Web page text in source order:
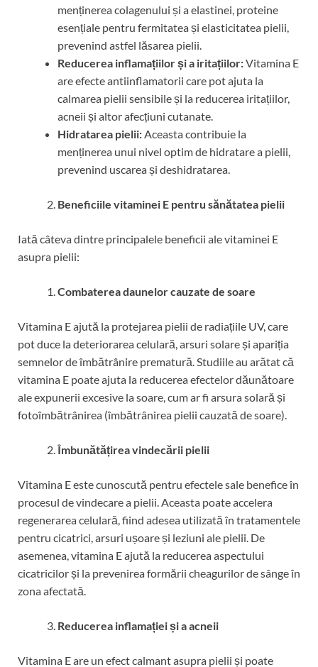
menținerea colagenului și a elastinei, proteine
esențiale pentru fermitatea și elasticitatea pielii,
prevenind astfel lăsarea pielii.
Reducerea inflamațiilor și a iritațiilor:Vitamina E
are efecte antiinflamatorii care pot ajuta la
calmarea pielii sensibile și la reducerea iritațiilor,
acneii și altor afecțiuni cutanate.
Hidratarea pielii:Aceasta contribuie la
menținerea unui nivel optim de hidratare a pielii,
prevenind uscarea și deshidratarea.
Beneficiile vitaminei E pentru sănătatea pielii
Iată câteva dintre principalele beneficii ale vitaminei E
asupra pielii:
Combaterea daunelor cauzate de soare
Vitamina E ajută la protejarea pielii de radiațiile UV, care
pot duce la deteriorarea celulară, arsuri solare și apariția
semnelor de îmbătrânire prematură. Studiile au arătat că
vitamina E poate ajuta la reducerea efectelor dăunătoare
ale expunerii excesive la soare, cum ar fi arsura solară și
fotoîmbătrânirea (îmbătrânirea pielii cauzată de soare).
Îmbunătățirea vindecării pielii
Vitamina E este cunoscută pentru efectele sale benefice în
procesul de vindecare a pielii. Aceasta poate accelera
regenerarea celulară, fiind adesea utilizată în tratamentele
pentru cicatrici, arsuri ușoare și leziuni ale pielii. De
asemenea, vitamina E ajută la reducerea aspectului
cicatricilor și la prevenirea formării cheagurilor de sânge în
zona afectată.
Reducerea inflamației și a acneii
Vitamina E are un efect calmant asupra pielii și poate